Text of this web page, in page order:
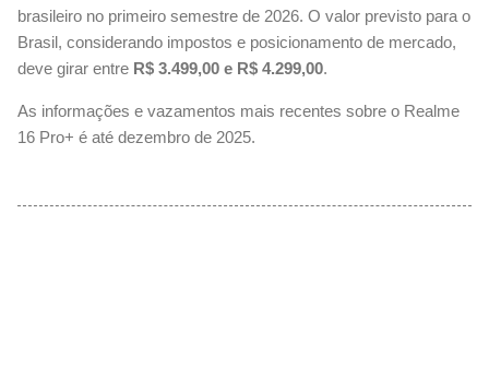
brasileiro no primeiro semestre de 2026. O valor previsto para o
Brasil, considerando impostos e posicionamento de mercado,
deve girar entre R$ 3.499,00 e R$ 4.299,00.
As informações e vazamentos mais recentes sobre o Realme
16 Pro+ é até dezembro de 2025.